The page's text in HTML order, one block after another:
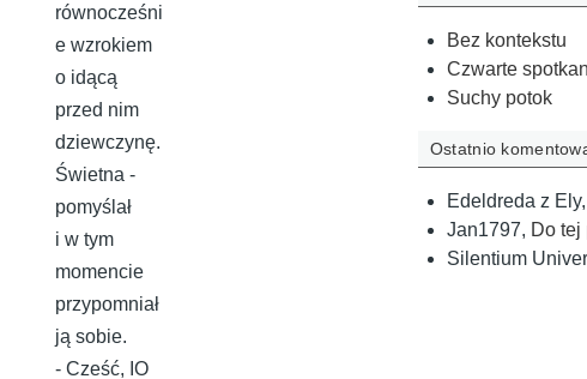
równocześni
e wzrokiem
o idącą
przed nim
dziewczynę.
Świetna -
pomyślał
i w tym
momencie
przypomniał
ją sobie.
- Cześć, IO
Bez kontekstu
Czwarte
Suchy potok
Ostatnio
Edeldreda z Ely,
Jan1797, Do tej
Silentium